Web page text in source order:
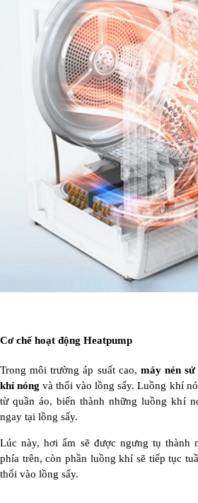
Cơ chế hoạt động Heatpump
Trong môi trường áp suất cao, máy nén
khí nóng và thổi vào lồng sấy. Luồng khí
từ quần áo, biến thành những luồng khí
ngay tại lồng sấy.
Lúc này, hơi ẩm sẽ được ngưng tụ thành
phía trên, còn phần luồng khí sẽ tiếp tục
thổi vào lồng sấy.